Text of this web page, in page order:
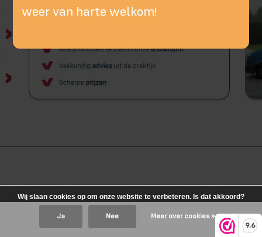
9,6
weer van harte welkom!
Wij slaan cookies op om onze website te verbeteren. Is dat akkoord?
Ja Nee Meer over cookies »